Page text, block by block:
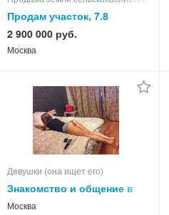
Продам участок, 7.8
2 900 000 руб.
Москва
Девушки (она ищет его)
Знакомство и общение в
скайпе, вайбере и
Москва